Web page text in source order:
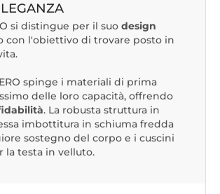
si distingue per il suo design
con l'obiettivo di trovare posto in
spinge i materiali di prima
delle loro capacità, offrendo
. La robusta struttura in
imbottitura in schiuma fredda
sostegno del corpo e i cuscini
la testa in velluto.